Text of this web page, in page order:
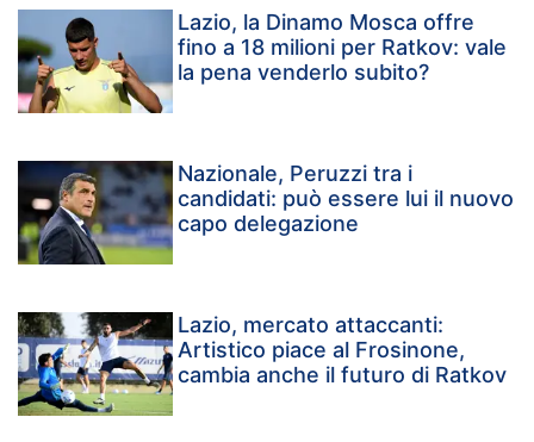
Lazio, la Dinamo Mosca offre
fino a 18 milioni per Ratkov: vale
la pena venderlo subito?
Nazionale, Peruzzi tra i
candidati: può essere lui il nuovo
capo delegazione
Lazio, mercato attaccanti:
Artistico piace al Frosinone,
cambia anche il futuro di Ratkov